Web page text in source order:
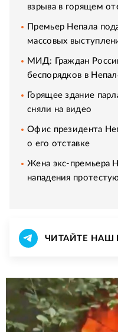
взрыва в горящем
Премьер Непала
массовых
МИД: Граждан
беспорядков в
Горящее здание
сняли на видео
Офис президента
о его отставке
Жена экс-премьера
нападения
ЧИТАЙТЕ НАШ